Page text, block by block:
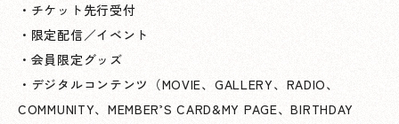
・チケット先行受付
・限定配信／イベント
・会員限定グッズ
・デジタルコンテンツ（MOVIE、GALLERY、RADIO、
COMMUNITY、MEMBER’S CARD&MY PAGE、BIRTHDAY